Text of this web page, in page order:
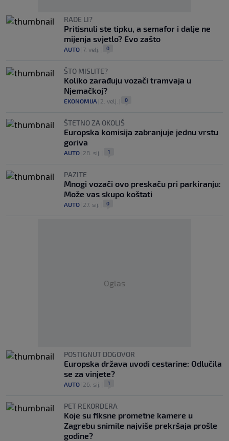
RADE LI?
Pritisnuli ste tipku, a semafor i dalje ne
mijenja svjetlo? Evo zašto
AUTO 7. velj. 0
ŠTO MISLITE?
Koliko zarađuju vozači tramvaja u
Njemačkoj?
EKONOMIJA 2. velj. 0
ŠTETNO ZA OKOLIŠ
Europska komisija zabranjuje jednu vrstu
goriva
AUTO 28. sij. 1
PAZITE
Mnogi vozači ovo preskaču pri parkiranju:
Može vas skupo koštati
AUTO 27. sij. 0
Oglas
POSTIGNUT DOGOVOR
Europska država uvodi cestarine: Odlučila
se za vinjete?
AUTO 26. sij. 1
PET REKORDERA
Koje su fiksne prometne kamere u
Zagrebu snimile najviše prekršaja prošle
godine?